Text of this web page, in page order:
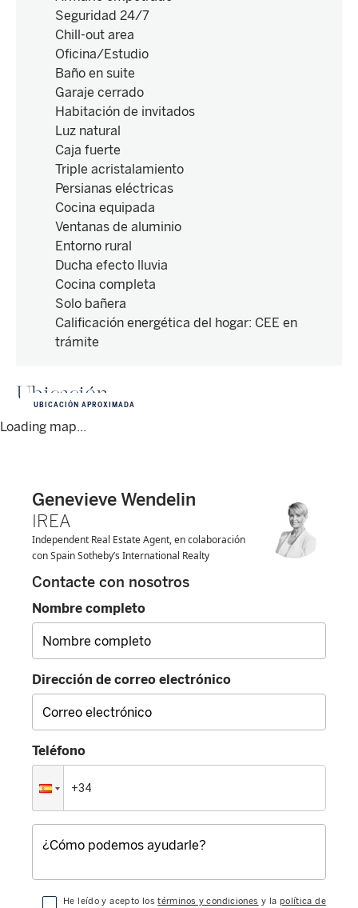
Seguridad 24/7
Chill-out area
Oficina/Estudio
Baño en suite
Garaje cerrado
Habitación de invitados
Luz natural
Caja fuerte
Triple acristalamiento
Persianas eléctricas
Cocina equipada
Ventanas de aluminio
Entorno rural
Ducha efecto lluvia
Cocina completa
Solo bañera
Calificación energética del hogar: CEE en
trámite
Ubicación
Loading map...
UBICACIÓN APROXIMADA
Genevieve Wendelin
IREA
Independent Real Estate Agent, en colaboración
con Spain Sotheby’s International Realty
Contacte con nosotros
Nombre completo
Dirección de correo electrónico
Teléfono
He leído y acepto lostérminos y condiciones y la política de